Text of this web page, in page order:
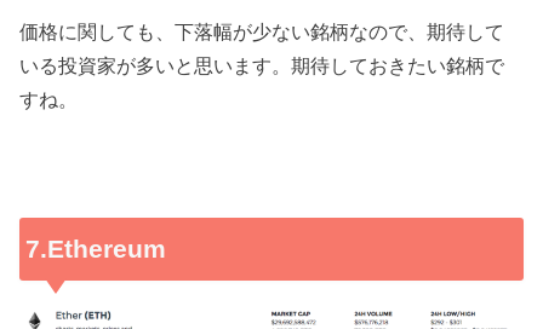
価格に関しても、下落幅が少ない銘柄なので、期待して
いる投資家が多いと思います。期待しておきたい銘柄で
すね。
7.Ethereum